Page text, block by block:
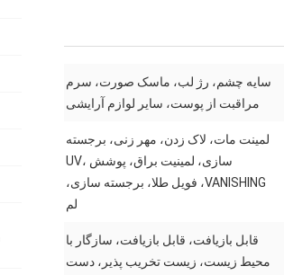
سایه چشم، رژ لب، ماسک صورت، سرم
مراقبت از پوست، سایر لوازم آرایشی
لمینت مات، لاک زدن، مهر زنی، برجسته
سازی، لمینیت براق، پوشش UV،
VANISHING، فویل طلا، برجسته سازی،
لم
قابل بازیافت، قابل بازیافت، سازگار با
محیط زیست، زیست تخریب پذیر، دست